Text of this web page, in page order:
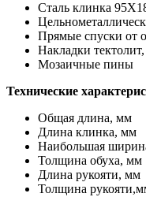
Сталь клинка
Прямые спуски от
Накладки
Мозаичные пины
Технические
Общая
Длина
Наибольшая
Толщина
Длина
Толщина